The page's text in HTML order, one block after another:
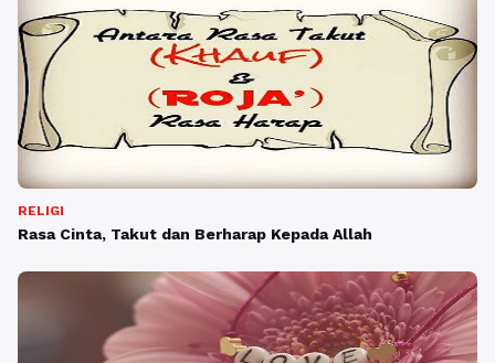
RELIGI
Rasa Cinta, Takut dan Berharap Kepada Allah